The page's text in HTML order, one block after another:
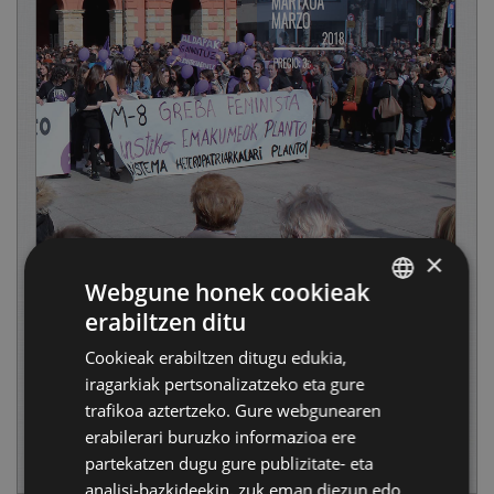
×
Webgune honek cookieak
erabiltzen ditu
Cookieak erabiltzen ditugu edukia,
iragarkiak pertsonalizatzeko eta gure
trafikoa aztertzeko. Gure webgunearen
erabilerari buruzko informazioa ere
partekatzen dugu gure publizitate- eta
analisi-bazkideekin, zuk eman diezun edo